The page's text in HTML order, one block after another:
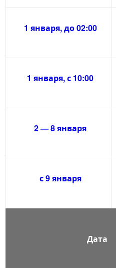
1 января, до 02:00
1 января, с 10:00
2 — 8 января
с 9 января
Дата